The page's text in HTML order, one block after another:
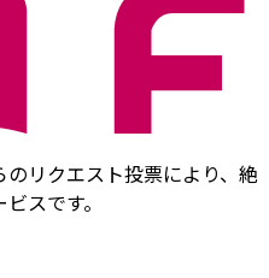
リクエスト投票により、絶
スです。